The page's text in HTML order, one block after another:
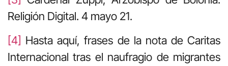
Religión Digital. 4 mayo 21.
[4] Hasta aquí, frases de la nota de Caritas
Internacional tras el naufragio de migrantes